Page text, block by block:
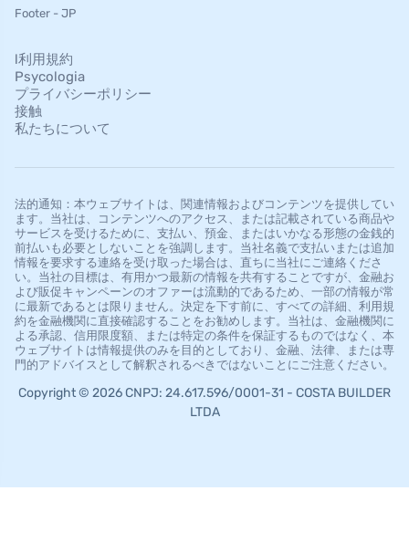
Footer - JP
l利用規約
Psycologia
プライバシーポリシー
接触
私たちについて
法的通知：本ウェブサイトは、関連情報およびコンテンツを提供してい
ます。当社は、コンテンツへのアクセス、または記載されている商品や
サービスを受けるために、支払い、預金、またはいかなる形態の金銭的
前払いも必要としないことを強調します。当社名義で支払いまたは追加
情報を要求する連絡を受け取った場合は、直ちに当社にご連絡くださ
い。当社の目標は、有用かつ最新の情報を共有することですが、金融お
よび販促キャンペーンのオファーは流動的であるため、一部の情報が常
に最新であるとは限りません。決定を下す前に、すべての詳細、利用規
約を金融機関に直接確認することをお勧めします。当社は、金融機関に
よる承認、信用限度額、または特定の条件を保証するものではなく、本
ウェブサイトは情報提供のみを目的としており、金融、法律、または専
門的アドバイスとして解釈されるべきではないことにご注意ください。
Copyright © 2026 CNPJ: 24.617.596/0001-31 - COSTA BUILDER
LTDA